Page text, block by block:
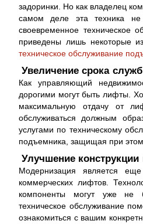
задоринки. Но как владелец
самом деле эта техника
своевременное техническое
приведены лишь некоторые
техническое обслуживание
Увеличение срока
Как управляющий
дорогими могут быть лифты.
максимальную отдачу от
обслуживаться должным
услугами по техническому
подъемника, защищая при этом
Улучшение
Модернизация является
коммерческих лифтов.
компоненты могут уже не
техническое обслуживание
ознакомиться с вашим